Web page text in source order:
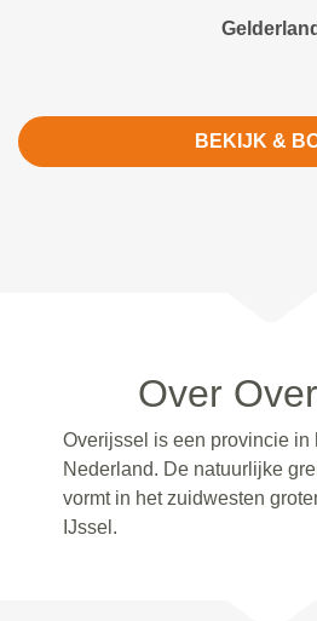
Gelderland
BEKIJK &
Over
Overijssel is een provincie in
Nederland. De natuurlijke
vormt in het zuidwesten
IJssel.